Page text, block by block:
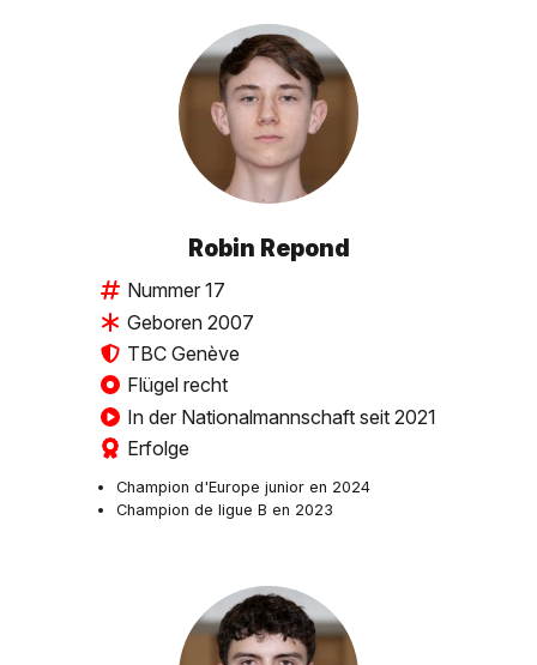
Robin Repond
Nummer 17
Geboren 2007
TBC Genève
Flügel recht
In der Nationalmannschaft seit 2021
Erfolge
Champion d'Europe junior en 2024
Champion de ligue B en 2023